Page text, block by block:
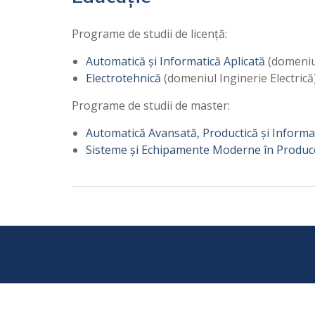
Programe de studii de licență:
Automatică și Informatică Aplicată
Electrotehnică (domeniul Inginerie
Programe de studii de master:
Automatică Avansată, Productică și
Sisteme și Echipamente Moderne în